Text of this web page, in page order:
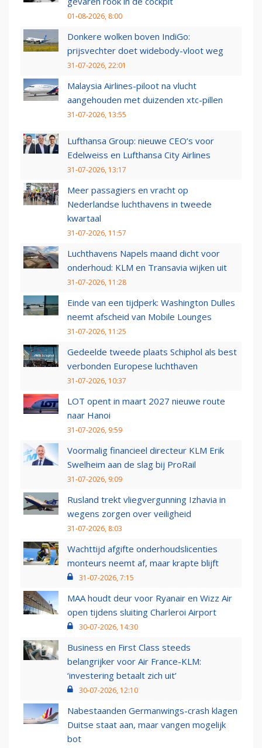
01-08-2026, 8:00
Donkere wolken boven IndiGo:
prijsvechter doet widebody-vloot weg
31-07-2026, 22:01
Malaysia Airlines-piloot na vlucht
aangehouden met duizenden xtc-pillen
31-07-2026, 13:55
Lufthansa Group: nieuwe CEO’s voor
Edelweiss en Lufthansa City Airlines
31-07-2026, 13:17
Meer passagiers en vracht op
Nederlandse luchthavens in tweede
kwartaal
31-07-2026, 11:57
Luchthavens Napels maand dicht voor
onderhoud: KLM en Transavia wijken uit
31-07-2026, 11:28
Einde van een tijdperk: Washington Dulles
neemt afscheid van Mobile Lounges
31-07-2026, 11:25
Gedeelde tweede plaats Schiphol als best
verbonden Europese luchthaven
31-07-2026, 10:37
LOT opent in maart 2027 nieuwe route
naar Hanoi
31-07-2026, 9:59
Voormalig financieel directeur KLM Erik
Swelheim aan de slag bij ProRail
31-07-2026, 9:09
Rusland trekt vliegvergunning Izhavia in
wegens zorgen over veiligheid
31-07-2026, 8:03
Wachttijd afgifte onderhoudslicenties
monteurs neemt af, maar krapte blijft
31-07-2026, 7:15
MAA houdt deur voor Ryanair en Wizz Air
open tijdens sluiting Charleroi Airport
30-07-2026, 14:30
Business en First Class steeds
belangrijker voor Air France-KLM:
‘investering betaalt zich uit’
30-07-2026, 12:10
Nabestaanden Germanwings-crash klagen
Duitse staat aan, maar vangen mogelijk
bot